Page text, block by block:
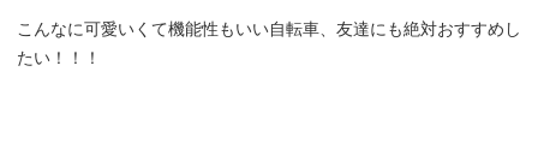
こんなに可愛いくて機能性もいい自転車、友達にも絶対おすすめし
たい！！！